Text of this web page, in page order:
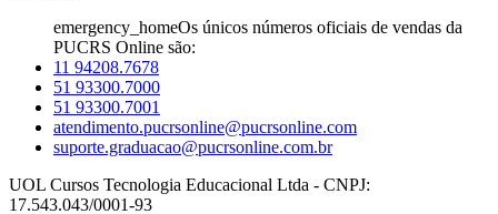
emergency_homeOs únicos números oficiais de vendas da
PUCRS Online são:
11 94208.7678
51 93300.7000
51 93300.7001
atendimento.pucrsonline@pucrsonline.com
suporte.graduacao@pucrsonline.com.br
UOL Cursos Tecnologia Educacional Ltda - CNPJ:
17.543.043/0001-93